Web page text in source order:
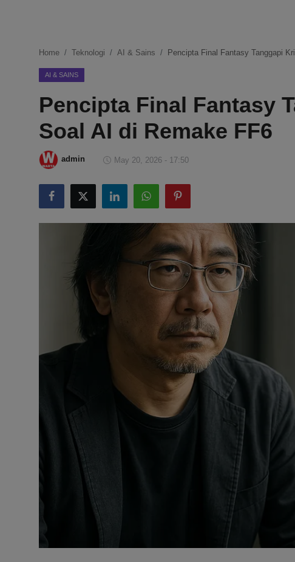
Ekonomi
Internasional
Teknologi
Hiburan
Kesehatan
Home Teknologi AI & Sains Pencipta Final Fantasy Tanggapi
AI & SAINS
Pencipta Final Fantasy
Soal AI di Remake FF6
admin May 20, 2026 - 17:50